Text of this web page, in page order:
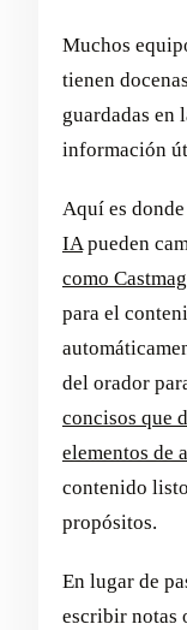
Muchos
tienen
guardadas en
información
Aquí es donde
IApueden
como
para el
del orador
concisos que
elementos de
contenido
propósitos.
En lugar de
escribir notas